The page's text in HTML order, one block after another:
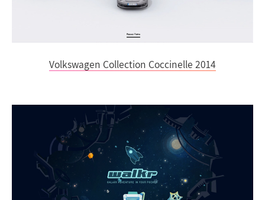
Volkswagen Collection Coccinelle 2014